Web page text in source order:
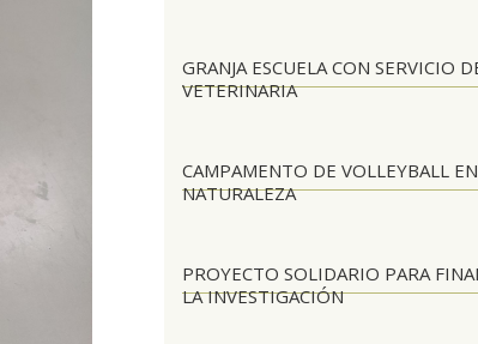
GRANJA ESCUELA CON SERVICIO
VETERINARIA
CAMPAMENTO DE VOLLEYBALL
NATURALEZA
PROYECTO SOLIDARIO PARA
LA INVESTIGACIÓN